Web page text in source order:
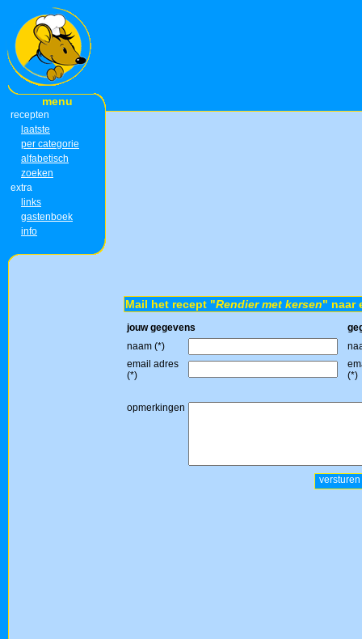
menu
recepten
laatste
per categorie
alfabetisch
zoeken
extra
links
gastenboek
info
Mail het recept "Rendier met kersen" naar
jouw gegevens
naam (*)
email adres
(*)
(*)
opmerkingen